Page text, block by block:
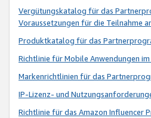
Vergütungskatalog für das
Voraussetzungen für die Teilnahme
Produktkatalog für das
Richtlinie für Mobile Anwendungen
Markenrichtlinien für das
IP-Lizenz- und
Richtlinie für das Amazon Influencer